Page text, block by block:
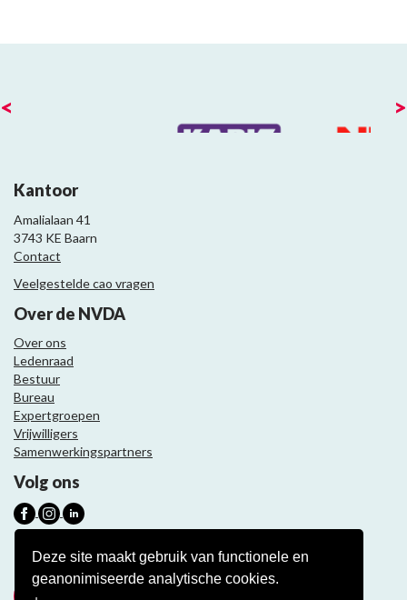
Deze site maakt gebruik van functionele en
geanonimiseerde analytische cookies.
< >
Kantoor
Amalialaan 41
3743 KE Baarn
Contact
Veelgestelde cao vragen
Over de NVDA
Over ons
Ledenraad
Bestuur
Bureau
Expertgroepen
Vrijwilligers
Samenwerkingspartners
Volg ons
Nieuwsbrief
Meld je aan